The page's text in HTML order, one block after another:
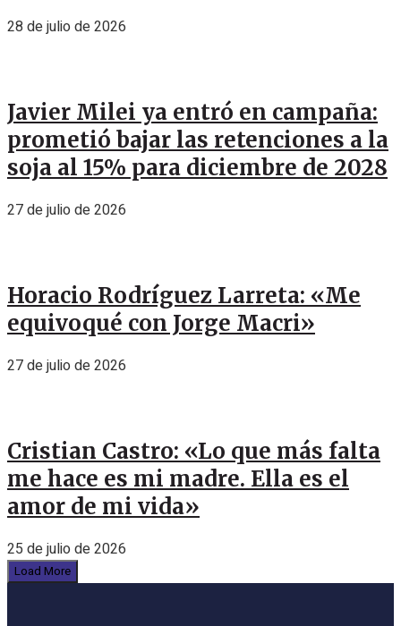
28 de julio de 2026
Javier Milei ya entró en campaña:
prometió bajar las retenciones a la
soja al 15% para diciembre de 2028
27 de julio de 2026
Horacio Rodríguez Larreta: «Me
equivoqué con Jorge Macri»
27 de julio de 2026
Cristian Castro: «Lo que más falta
me hace es mi madre. Ella es el
amor de mi vida»
25 de julio de 2026
Load More